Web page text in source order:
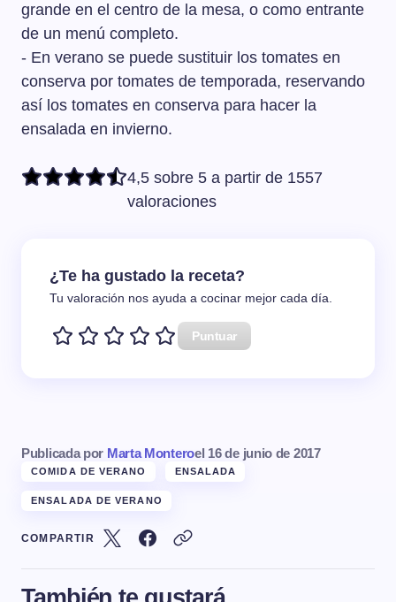
grande en el centro de la mesa, o como entrante
de un menú completo.
- En verano se puede sustituir los tomates en
conserva por tomates de temporada, reservando
así los tomates en conserva para hacer la
ensalada en invierno.
4,5 sobre 5 a partir de 1557
valoraciones
¿Te ha gustado la receta?
Tu valoración nos ayuda a cocinar mejor cada día.
Puntuar
Publicada por Marta Monteroel 16 de junio de 2017
COMIDA DE VERANO ENSALADA
ENSALADA DE VERANO
COMPARTIR